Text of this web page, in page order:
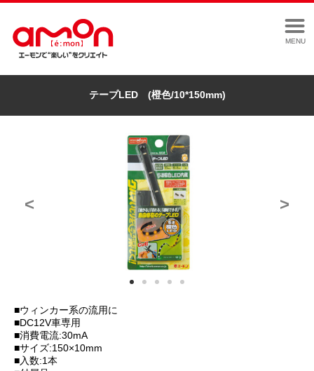
MENU
テープLED (橙色/10*150mm)
< >
■ウィンカー系の流用に
■DC12V車専用
■消費電流:30mA
■サイズ:150×10mm
■入数:1本